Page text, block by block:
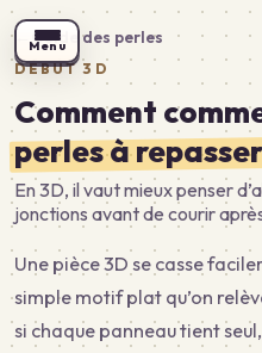
←Guide des perles
DÉBUT 3D
Comment
perles à repasser
En 3D, il vaut mieux penser
jonctions avant de courir
Une pièce 3D se casse
simple motif plat qu’on
si chaque panneau tient
Menu